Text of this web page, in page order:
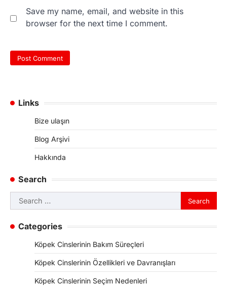
Save my name, email, and website in this
browser for the next time I comment.
Links
Bize ulaşın
Blog Arşivi
Hakkında
Search
Search
for:
Categories
Köpek Cinslerinin Bakım Süreçleri
Köpek Cinslerinin Özellikleri ve Davranışları
Köpek Cinslerinin Seçim Nedenleri